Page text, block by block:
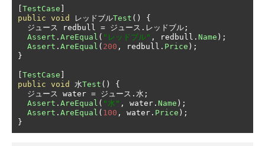
TestCase
public void レッドブルTest ()
{
ジュース redbull = ジュース.レッドブル;
Assert . AreEqual ( "レッドブル" , redbull . Name );
Assert . AreEqual ( 200 , redbull . Price );
}
TestCase
public void 水Test ()
{
ジュース water = ジュース.水;
Assert . AreEqual ( "水" , water . Name );
Assert . AreEqual ( 100 , water . Price );
}